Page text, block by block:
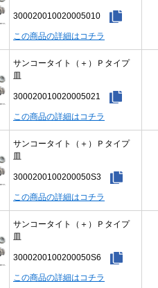
300020010020005010
この商品の詳細はコチラ
サンコータイト（＋）Ｐタイプ
皿
300020010020005021
この商品の詳細はコチラ
サンコータイト（＋）Ｐタイプ
皿
3000200100200050S3
この商品の詳細はコチラ
サンコータイト（＋）Ｐタイプ
皿
3000200100200050S6
この商品の詳細はコチラ